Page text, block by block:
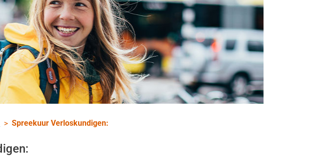
Spreekuur Verloskundigen: